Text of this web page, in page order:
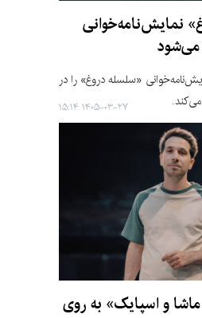
نمایش‌نامه‌خوانی
می‌شود
«سلسله دروغ» را در
می‌کند.
۱۴۰۵-۰۳-۲۷ ۱۵:۱۴
ماشا و اسپایک» به روی